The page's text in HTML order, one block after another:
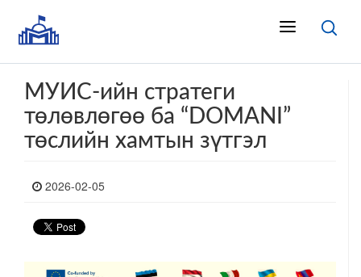
МУИС-ийн стратеги
төлөвлөгөө ба “DOMANI”
төслийн хамтын зүтгэл
2026-02-05